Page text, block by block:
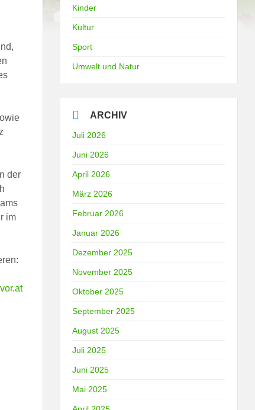
der
im
Kinder
Kultur
Sport
Umwelt und Natur
ARCHIV
Juli 2026
Juni 2026
April 2026
März 2026
Februar 2026
Januar 2026
Dezember 2025
November 2025
Oktober 2025
September 2025
August 2025
Juli 2025
Juni 2025
Mai 2025